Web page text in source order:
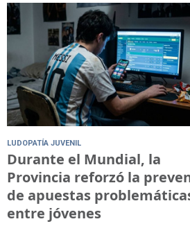
LUDOPATÍA JUVENIL
Durante el Mundial, la
Provincia reforzó la
de apuestas
entre jóvenes